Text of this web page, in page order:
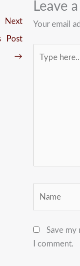
Next
Post
→
Leave
Your email
here..
Save my
I comment.